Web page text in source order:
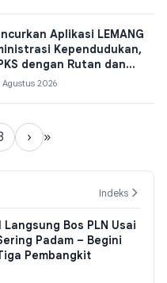
Aplikasi LEMANG
Kependudukan,
dengan Rutan dan
Agustus 2026
› »
Indeks
Bos PLN Usai
Padam – Begini
Pembangkit